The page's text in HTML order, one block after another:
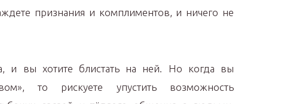
признания и комплиментов, и ничего не
и вы хотите блистать на ней. Но когда вы
то рискуете упустить возможность